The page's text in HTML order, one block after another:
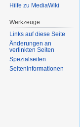
Hilfe zu MediaWiki
Werkzeuge
Links auf diese Seite
Änderungen an
verlinkten Seiten
Spezialseiten
Seiten­informationen